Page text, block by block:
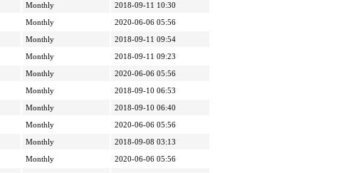
Monthly
2018-09-11 10:30
Monthly
2020-06-06 05:56
Monthly
2018-09-11 09:54
Monthly
2018-09-11 09:23
Monthly
2020-06-06 05:56
Monthly
2018-09-10 06:53
Monthly
2018-09-10 06:40
Monthly
2020-06-06 05:56
Monthly
2018-09-08 03:13
Monthly
2020-06-06 05:56